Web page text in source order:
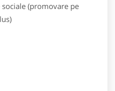
(promovare pe